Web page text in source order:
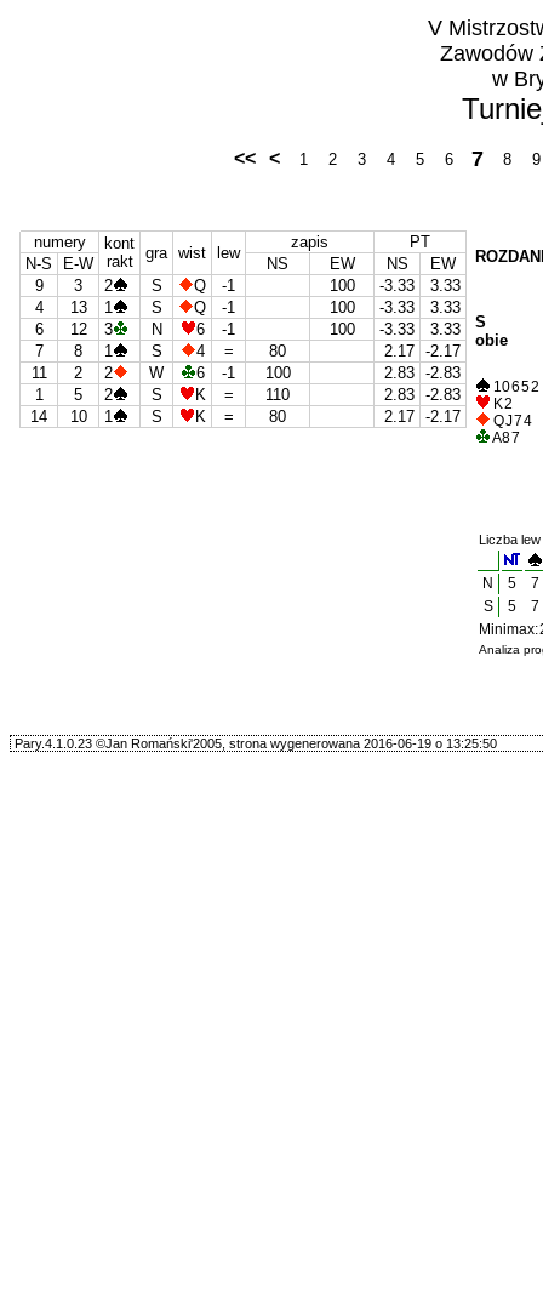
V
Zawodów
w
<< < 1 2 3 4 5 6 7 8 9
numery
kont
rakt
gra wist lew
zapis
PT
N-S
E-W NS EW NS
EW
9
3 2 S Q -1 100 -3.33
3.33
4
13 1 S Q -1 100 -3.33
3.33
6
12 3 N 6 -1 100 -3.33
3.33
7
8 1 S 4 = 80 2.17 -2.17
11
2 2 W 6 -1 100 2.83 -2.83
1
5 2 S K = 110 2.83 -2.83
14
10 1 S K = 80 2.17 -2.17
S
obie
10 6 5 2
K 2
Q J 7 4
A 8 7
Liczba
N 5
7
S
5
7
Minimax:
Analiza
Pary.4.1.0.23 ©Jan Romański'2005, strona wygenerowana 2016-06-19 o 13:25:50